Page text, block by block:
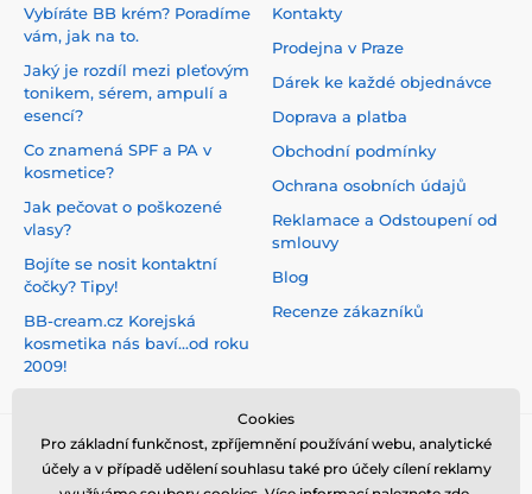
Vybíráte BB krém? Poradíme
vám, jak na to.
Jaký je rozdíl mezi pleťovým
tonikem, sérem, ampulí a
esencí?
Co znamená SPF a PA v
kosmetice?
Jak pečovat o poškozené
vlasy?
Bojíte se nosit kontaktní
čočky? Tipy!
BB-cream.cz Korejská
kosmetika nás baví...od roku
2009!
Kontakty
Prodejna v Praze
Dárek ke každé objednávce
Doprava a platba
Obchodní podmínky
Ochrana osobních údajů
Reklamace a Odstoupení od
smlouvy
Blog
Recenze zákazníků
Cookies
Pro základní funkčnost, zpříjemnění používání webu, analytické
účely a v případě udělení souhlasu také pro účely cílení reklamy